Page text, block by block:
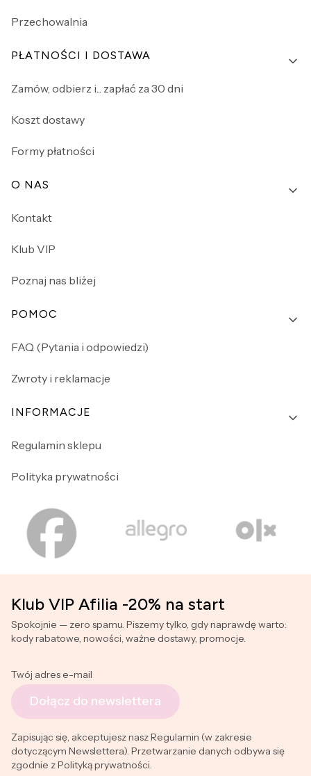
Przechowalnia
PŁATNOŚCI I DOSTAWA
Zamów, odbierz i... zapłać za 30 dni
Koszt dostawy
Formy płatności
O NAS
Kontakt
Klub VIP
Poznaj nas bliżej
POMOC
FAQ (Pytania i odpowiedzi)
Zwroty i reklamacje
INFORMACJE
Regulamin sklepu
Polityka prywatności
Klub VIP Afilia -20% na start
Spokojnie — zero spamu. Piszemy tylko, gdy naprawdę warto:
kody rabatowe, nowości, ważne dostawy, promocje.
Twój adres e-mail
Dołącz do newslettera
Zapisując się, akceptujesz nasz Regulamin (w zakresie
dotyczącym Newslettera). Przetwarzanie danych odbywa się
zgodnie z Polityką prywatności.